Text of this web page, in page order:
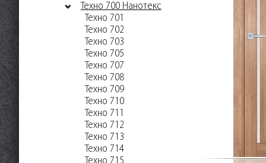
Техно 700 Нанотекс
Техно 701
Техно 702
Техно 703
Техно 705
Техно 707
Техно 708
Техно 709
Техно 710
Техно 711
Техно 712
Техно 713
Техно 714